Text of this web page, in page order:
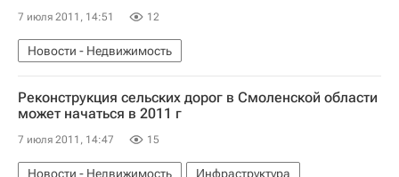
7 июля 2011, 14:51 12
Новости - Недвижимость
Реконструкция сельских дорог в Смоленской области
может начаться в 2011 г
7 июля 2011, 14:47 15
Новости - Недвижимость Инфраструктура